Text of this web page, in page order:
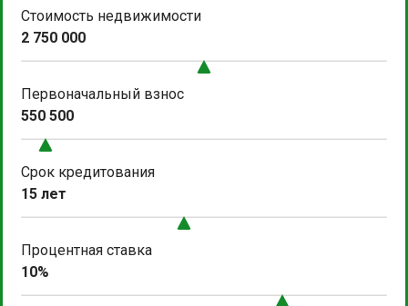
Стоимость недвижимости
2 750 000
Первоначальный взнос
550 500
Срок кредитования
15 лет
Процентная ставка
10%